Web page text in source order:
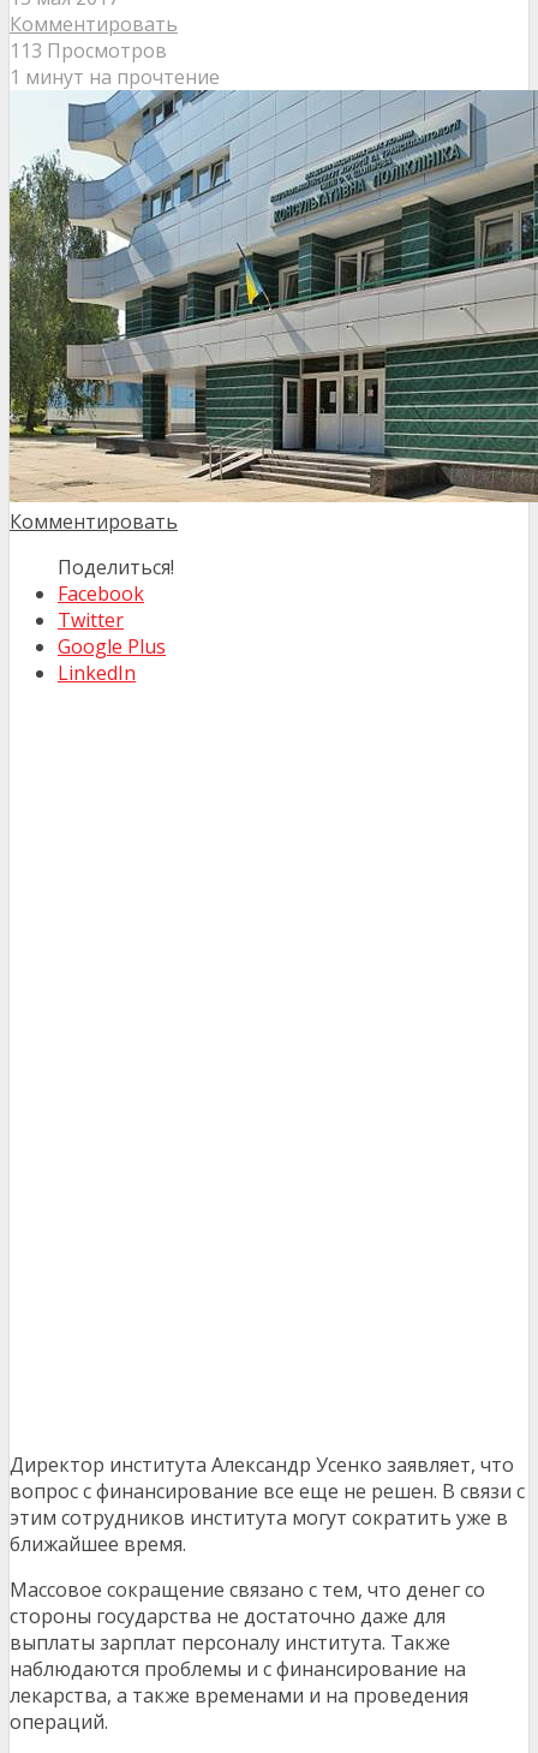
Комментировать
113 Просмотров
1 минут на прочтение
Комментировать
Поделиться!
Facebook
Twitter
Google Plus
LinkedIn
Директор института Александр Усенко заявляет, что
вопрос с финансирование все еще не решен. В связи с
этим сотрудников института могут сократить уже в
ближайшее время.
Массовое сокращение связано с тем, что денег со
стороны государства не достаточно даже для
выплаты зарплат персоналу института. Также
наблюдаются проблемы и с финансирование на
лекарства, а также временами и на проведения
операций.